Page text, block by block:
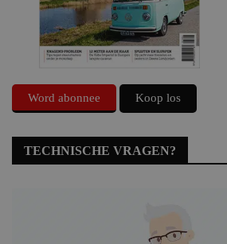
Word abonnee Koop los
TECHNISCHE VRAGEN?